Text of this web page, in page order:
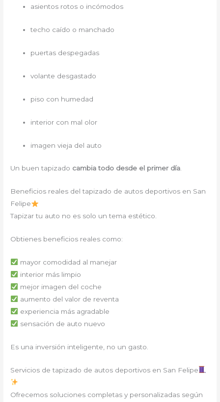
asientos rotos o incómodos
techo caído o manchado
puertas despegadas
volante desgastado
piso con humedad
interior con mal olor
imagen vieja del auto
Un buen tapizado cambia todo desde el primer día.
Beneficios reales del tapizado de autos deportivos en San
Felipe
Tapizar tu auto no es solo un tema estético.
Obtienes beneficios reales como:
mayor comodidad al manejar
interior más limpio
mejor imagen del coche
aumento del valor de reventa
experiencia más agradable
sensación de auto nuevo
Es una inversión inteligente, no un gasto.
Servicios de tapizado de autos deportivos en San Felipe
Ofrecemos soluciones completas y personalizadas según